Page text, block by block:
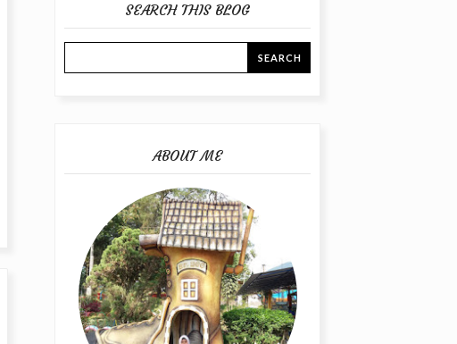
SEARCH THIS BLOG
ABOUT ME